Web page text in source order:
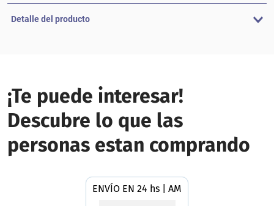
Detalle del producto
¡Te puede interesar!
Descubre lo que las
personas estan comprando
ENVÍO EN 24 hs | AMBA